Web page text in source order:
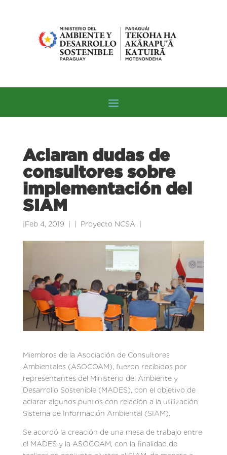
Aclaran dudas de
consultores sobre
implementación del
SIAM
Feb 4, 2019 Proyecto NCSA
Miembros de la Asociación de Consultores
Ambientales (ASOCOAM), fueron recibidos por
representantes del Ministerio del Ambiente y
Desarrollo Sostenible (MADES), con el objetivo de
aclarar algunos puntos con relación a la utilización
Sistema de Información Ambiental (SIAM).
Se acordó la creación de una mesa de trabajo entre
el MADES y la ASOCOAM, con la finalidad de